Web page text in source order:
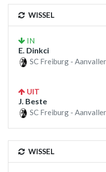
WISSEL
IN
E. Dinkci
SC Freiburg -
UIT
J. Beste
SC Freiburg -
WISSEL